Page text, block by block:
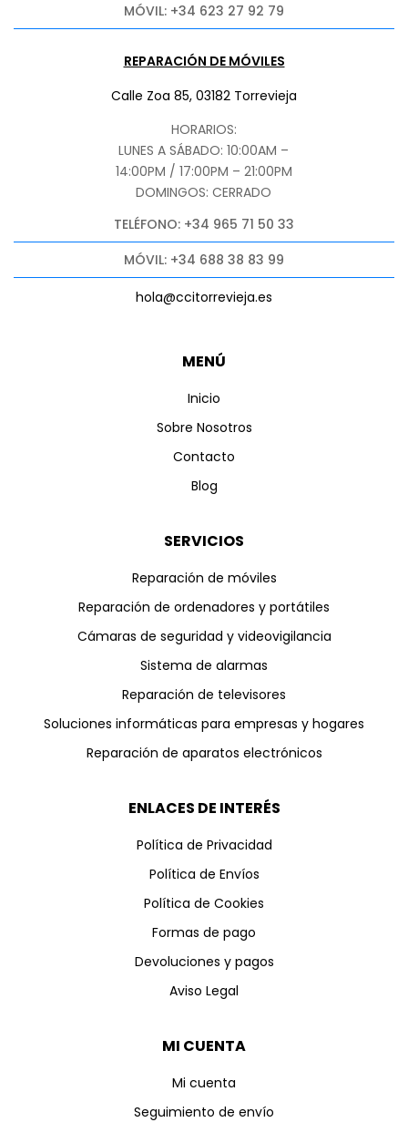
MENÚ
Inicio
Sobre Nosotros
Contacto
Blog
SERVICIOS
Reparación de móviles
Reparación de ordenadores y portátiles
Cámaras de seguridad y videovigilancia
Sistema de alarmas
Reparación de televisores
Soluciones informáticas para empresas y hogares
Reparación de aparatos electrónicos
ENLACES DE INTERÉS
Política de Privacidad
Política de Envíos
Política de Cookies
Formas de pago
Devoluciones y pagos
Aviso Legal
MI CUENTA
Mi cuenta
Seguimiento de envío
MÓVIL: +34 623 27 92 79
REPARACIÓN DE MÓVILES
Calle Zoa 85, 03182 Torrevieja
HORARIOS:
LUNES A SÁBADO: 10:00AM –
14:00PM / 17:00PM – 21:00PM
DOMINGOS: CERRADO
TELÉFONO: +34 965 71 50 33
MÓVIL: +34 688 38 83 99
hola@ccitorrevieja.es